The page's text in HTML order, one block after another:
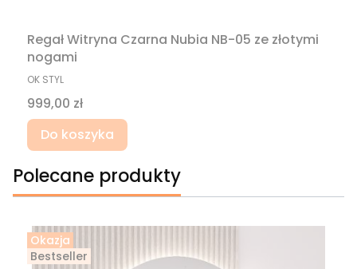
Regał Witryna Czarna Nubia NB-05 ze złotymi
nogami
PRODUCENT
OK STYL
Cena
999,00 zł
Do koszyka
Polecane produkty
Okazja
Bestseller